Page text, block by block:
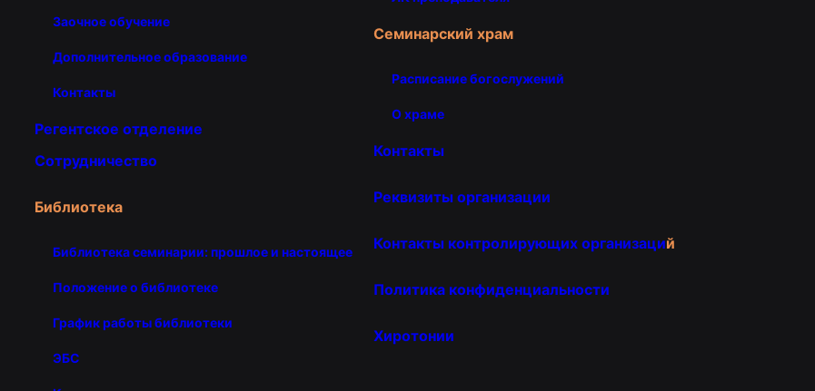
Заочное обучение
Дополнительное образование
Контакты
Регентское отделение
Сотрудничество
Библиотека
Библиотека семинарии: прошлое и настоящее
Положение о библиотеке
График работы библиотеки
ЭБС
Семинарский храм
Расписание богослужений
О храме
Контакты
Реквизиты организации
Контакты контролирующих организаций
Политика конфиденциальности
Хиротонии